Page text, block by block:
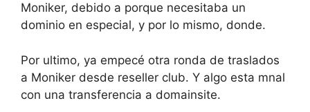
Moniker, debido a porque necesitaba un
dominio en especial, y por lo mismo, donde.
Por ultimo, ya empecé otra ronda de traslados
a Moniker desde reseller club. Y algo esta mnal
con una transferencia a domainsite.